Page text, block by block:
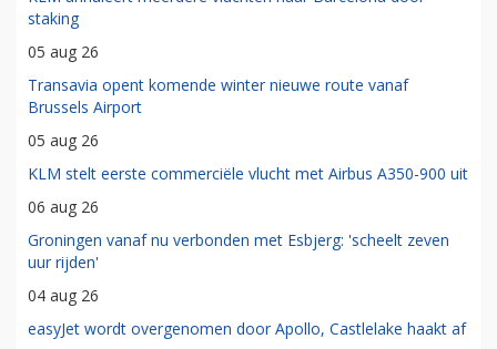
staking
05 aug 26
Transavia opent komende winter nieuwe route vanaf
Brussels Airport
05 aug 26
KLM stelt eerste commerciële vlucht met Airbus A350-900 uit
06 aug 26
Groningen vanaf nu verbonden met Esbjerg: 'scheelt zeven
uur rijden'
04 aug 26
easyJet wordt overgenomen door Apollo, Castlelake haakt af